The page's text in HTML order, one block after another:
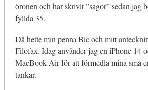
öronen och har skrivit ”sagor” sedan jag
fyllda 35.
Då hette min penna Bic och mitt
Filofax. Idag använder jag en iPhone 14
MacBook Air för att förmedla mina små
tankar.